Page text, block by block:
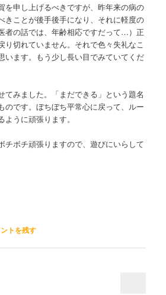
を申し上げるべきですが、昨年来の病の
きことが後手後手になり、それに軽度の
者の話では、年齢相応ですだって…）正
り切れていません。それで色々失礼なこ
います。もう少し長い目でみていてくだ
てみました。「まだできる」という題名
のです。ぼちぼち平常心に戻って、ルー
うに頑張ります。
チボチ頑張りますので、遊びにいらして
トを残す